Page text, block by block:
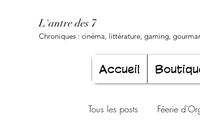
L'antre des 7
Chroniques : cinéma, littérature, gaming,
Accueil
Tous les posts Féerie